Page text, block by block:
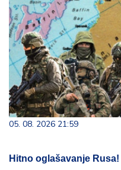
05. 08. 2026 21:59
Hitno oglašavanje